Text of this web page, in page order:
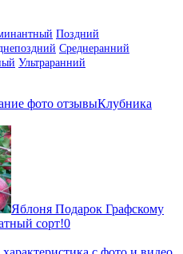
Поздний
Среднеранний
Ультраранний
Клубника
Яблоня Подарок Графскому
сорт!0